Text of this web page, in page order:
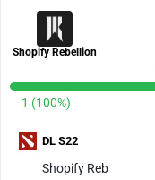
Shopify Rebellion
1 (100%)
Shopify Reb
DL S22